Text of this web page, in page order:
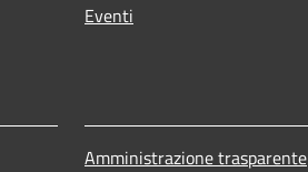
Eventi
Amministrazione trasparente